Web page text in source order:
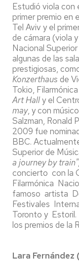
Estudió viola con
primer premio en
Tel Aviv y el
de cámara (viola
Nacional
algunas de las
prestigiosas,
Konzerthaus de
Tokio,
Art Hally el
may, y con
Salzman, Ronald
2009 fue
BBC.
Superior de
a journey by
concierto con la
Filarmónica
famoso artista
Festivales
Toronto y Estoril.
los premios de la
Lara Fernández